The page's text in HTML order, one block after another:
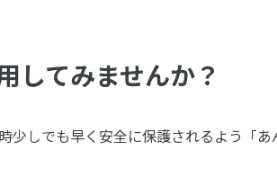
してみませんか？
しでも早く安全に保護されるよう「